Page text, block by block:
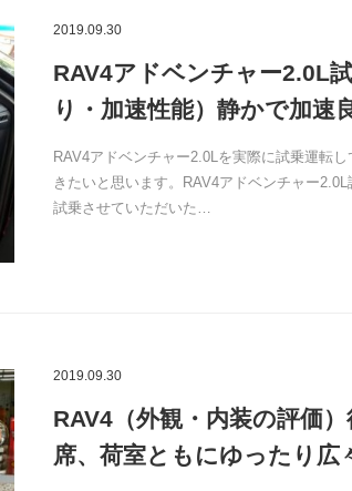
2019.09.30
RAV4アドベンチャー2.0L
り・加速性能）静かで加速
RAV4アドベンチャー2.0Lを実際に試乗運転
きたいと思います。RAV4アドベンチャー2.0L
試乗させていただいた…
2019.09.30
RAV4（外観・内装の評価）
席、荷室ともにゆったり広